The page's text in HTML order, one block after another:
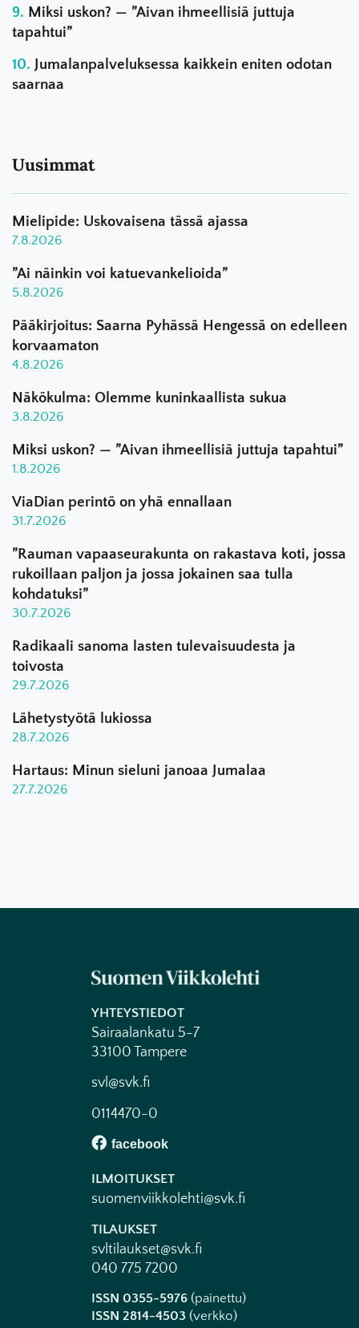
Miksi uskon? — ”Aivan ihmeellisiä juttuja
tapahtui”
Jumalanpalveluksessa kaikkein eniten odotan
saarnaa
Uusimmat
Mielipide: Uskovaisena tässä ajassa
7.8.2026
”Ai näinkin voi katuevankelioida”
5.8.2026
Pääkirjoitus: Saarna Pyhässä Hengessä on edelleen
korvaamaton
4.8.2026
Näkökulma: Olemme kuninkaallista sukua
3.8.2026
Miksi uskon? — ”Aivan ihmeellisiä juttuja tapahtui”
1.8.2026
ViaDian perintö on yhä ennallaan
31.7.2026
”Rauman vapaaseurakunta on rakastava koti, jossa
rukoillaan paljon ja jossa jokainen saa tulla
kohdatuksi”
30.7.2026
Radikaali sanoma lasten tulevaisuudesta ja
toivosta
29.7.2026
Lähetystyötä lukiossa
28.7.2026
Hartaus: Minun sieluni janoaa Jumalaa
27.7.2026
YHTEYSTIEDOT
Sairaalankatu 5-7
33100 Tampere
svl@svk.fi
0114470-0
ILMOITUKSET
suomenviikkolehti@svk.fi
TILAUKSET
svltilaukset@svk.fi
040 775 7200
ISSN 0355-5976 (painettu)
ISSN 2814-4503 (verkko)